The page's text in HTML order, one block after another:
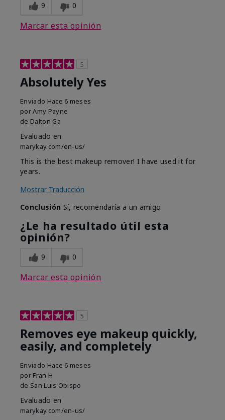
9 0
Marcar esta opinión
5
Absolutely Yes
Enviado Hace 6 meses
porAmy Payne
de Dalton Ga
Evaluado en
marykay.com/en-us/
This is the best makeup remover! I have used it for
years.
Mostrar Traducción
Conclusión Sí, recomendaría a un amigo
¿Le ha resultado útil esta
opinión?
9 0
Marcar esta opinión
5
Removes eye makeup quickly,
easily, and completely
Enviado Hace 6 meses
por Fran H
de San Luis Obispo
Evaluado en
marykay.com/en-us/